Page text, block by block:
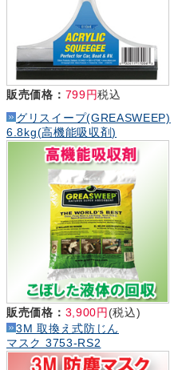
販売価格： 799円税込
グリスイープ(GREASWEEP)
6.8kg(高機能吸収剤)
販売価格： 3,900円 (税込)
3M 取換え式防じん
マスク 3753-RS2